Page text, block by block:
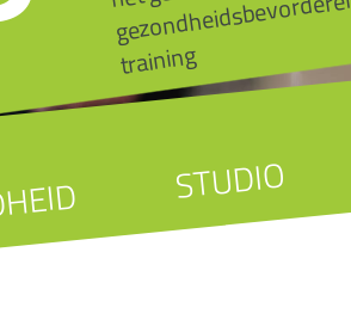
training
STUDIO